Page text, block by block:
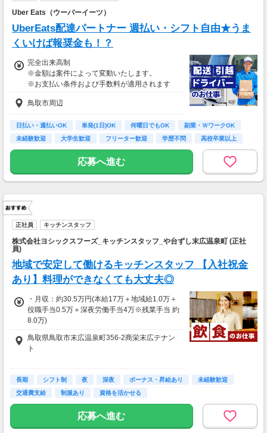
Uber Eats（ウーバーイーツ）
UberEats配達パートナー 週払い・シフト自由★うま
くいけば報奨金も！？
完全出来高制
※金額は案件によって変動いたします。
※お支払い条件および手数料が適用されます
鳥取市周辺
日払い・週払いOK 単発(1日)OK 何曜日でもOK
副業・ＷワークOK
未経験歓迎
大学生歓迎 フリーター歓迎 学歴不問 高校卒業以上
応募へ進む
正社員 キッチンスタッフ
株式会社ヨシックスフーズ_キッチンスタッフ_や台ずし末広温泉町 (正社
員)
地域で安定して働けるキッチンスタッフ 【入社祝金
あり】料理ができなくても大丈夫◎
・月収：約30.5万円(本給17万＋地域給1.0万＋
役職手当0.5万＋深夜労働手当4万※残業手当 約
8.0万)
★入社１年目平均月収36.5万可能！
※平均月収内訳/月給22.5万(一律手当含む)＋役
◇交通費支給：月3万円まで支給
※車通勤OK（ガソリン代支給）
──────
鳥取県鳥取市末広温泉町356-2商栄末広テナン
ト
最寄り駅：鳥取
【勤務地】
応募時の店舗とは異なる場合がございますので
面接時等にご確認ください。
長期 シフト制 夜 深夜 ボーナス・昇給あり
未経験歓迎
交通費支給
制服あり 資格を活かせる
応募へ進む